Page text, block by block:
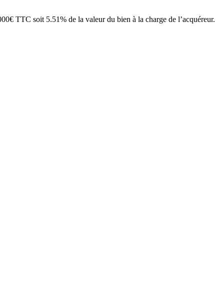
TTC soit 5.51% de la valeur du bien à la charge de l’acquéreur.